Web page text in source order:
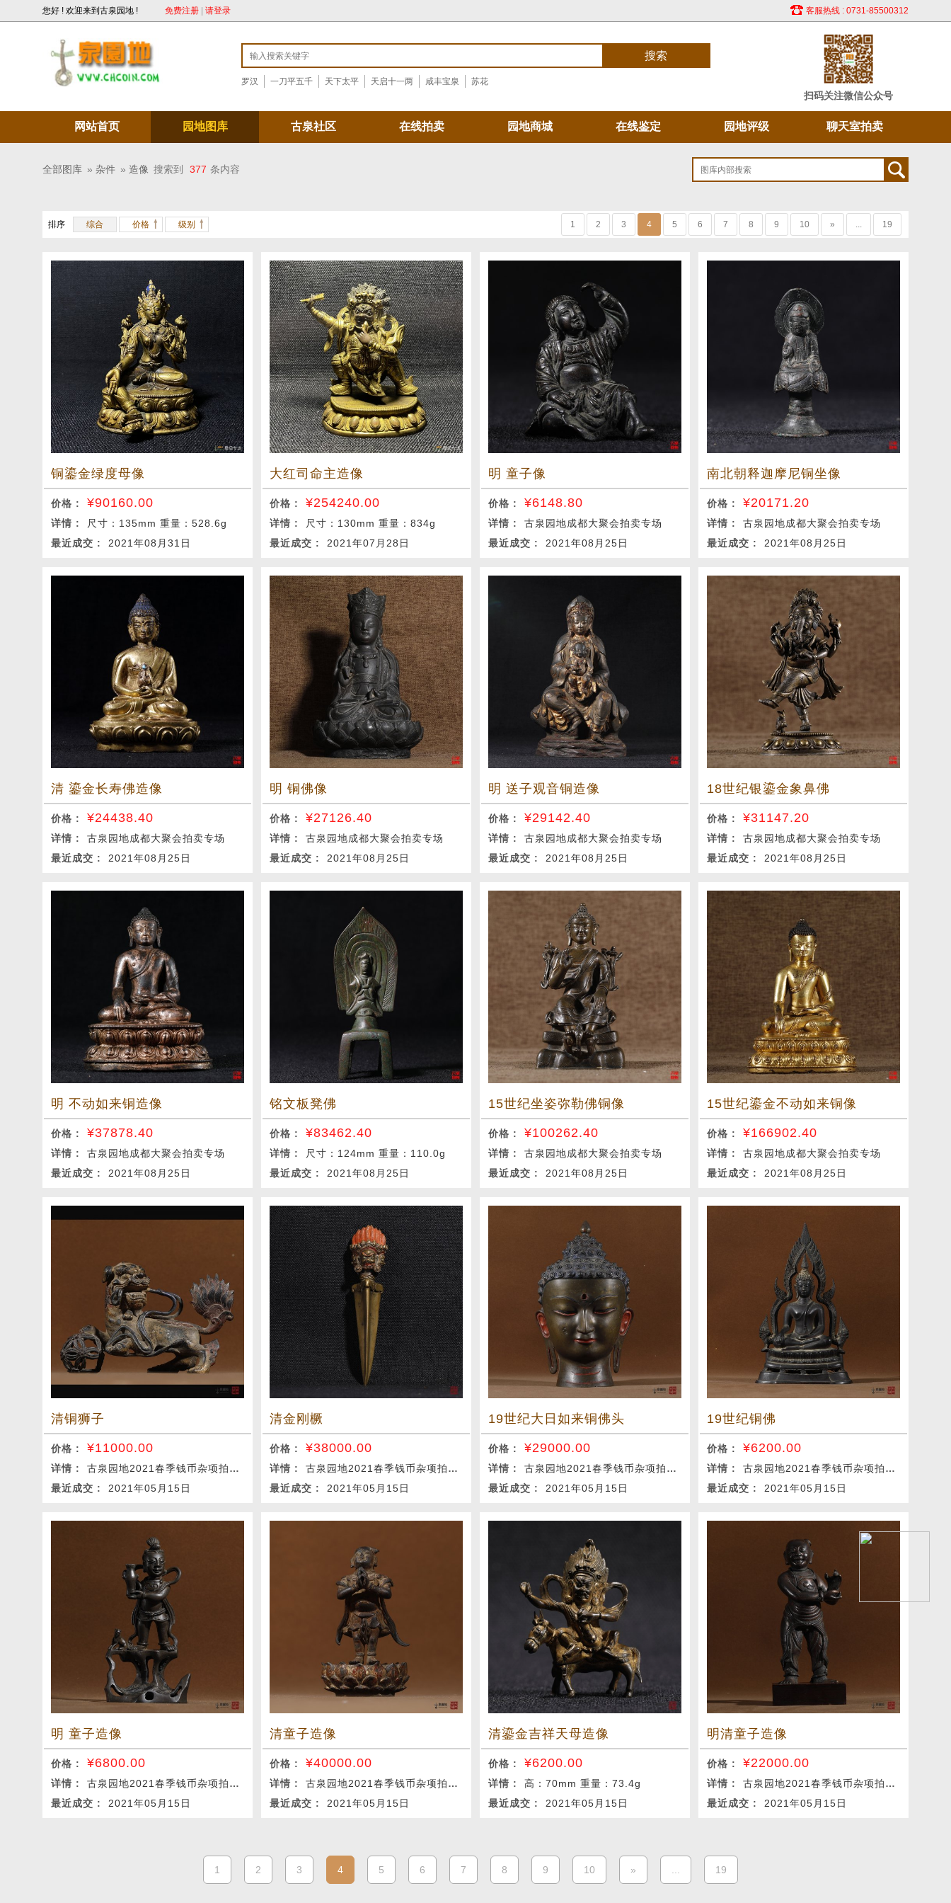
您好 ! 欢迎来到古泉园地 ! 免费注册 请登录 客服热线 : 0731-85500312
搜索
罗汉 一刀平五千 天下太平 天启十一两 咸丰宝泉 苏花
扫码关注微信公众号
网站首页 园地图库 古泉社区 在线拍卖 园地商城 在线鉴定 园地评级 聊天室拍卖
全部图库 » 杂件 » 造像 搜索到 377 条内容
排序 综合 价格 级别 1 2 3 4 5 6 7 8 9 10 » 19
铜鎏金绿度母像
价格 : ¥90160.00
详情 :
尺寸：135mm 重量：528.6g
最近成交 : 2021年08月31日
大红司命主造像
价格 :¥254240.00
详情 :
尺寸：130mm 重量：834g
最近成交 : 2021年07月28日
明 童子像
价格 :¥6148.80
详情 :古泉园地成都大聚会拍卖专场
最近成交 : 2021年08月25日
南北朝释迦摩尼铜坐像
价格 :¥20171.20
详情 :古泉园地成都大聚会拍卖专场
最近成交 : 2021年08月25日
清 鎏金长寿佛造像
价格 : ¥24438.40
详情 : 古泉园地成都大聚会拍卖专场
最近成交 : 2021年08月25日
明 铜佛像
价格 :¥27126.40
详情 :古泉园地成都大聚会拍卖专场
最近成交 :2021年08月25日
明 送子观音铜造像
价格 :¥29142.40
详情 :古泉园地成都大聚会拍卖专场
最近成交 :2021年08月25日
18世纪银鎏金象鼻佛
价格 :¥31147.20
详情 :古泉园地成都大聚会拍卖专场
最近成交 :2021年08月25日
明 不动如来铜造像
价格 : ¥37878.40
详情 : 古泉园地成都大聚会拍卖专场
最近成交 : 2021年08月25日
铭文板凳佛
价格 :¥83462.40
详情 :
尺寸：124mm 重量：110.0g
最近成交 :2021年08月25日
15世纪坐姿弥勒佛铜像
价格 :¥100262.40
详情 :古泉园地成都大聚会拍卖专场
最近成交 :2021年08月25日
15世纪鎏金不动如来铜像
价格 :¥166902.40
详情 :古泉园地成都大聚会拍卖专场
最近成交 :2021年08月25日
清铜狮子
价格 : ¥11000.00
详情 : 古泉园地2021春季钱币杂项拍卖会
最近成交 : 2021年05月15日
清金刚橛
价格 :¥38000.00
详情 :古泉园地2021春季钱币杂项拍卖会
最近成交 :2021年05月15日
19世纪大日如来铜佛头
价格 :¥29000.00
详情 :古泉园地2021春季钱币杂项拍卖会
最近成交 :2021年05月15日
19世纪铜佛
价格 :¥6200.00
详情 :古泉园地2021春季钱币杂项拍卖会
最近成交 :2021年05月15日
明 童子造像
价格 : ¥6800.00
详情 : 古泉园地2021春季钱币杂项拍卖会
最近成交 : 2021年05月15日
清童子造像
价格 :¥40000.00
详情 :古泉园地2021春季钱币杂项拍卖会
最近成交 :2021年05月15日
清鎏金吉祥天母造像
价格 :¥6200.00
详情 :高：70mm 重量：73.4g
最近成交 :2021年05月15日
明清童子造像
价格 :¥22000.00
详情 :古泉园地2021春季钱币杂项拍卖会
最近成交 :2021年05月15日
1 2 3 4 5 6 7 8 9 10 » 19